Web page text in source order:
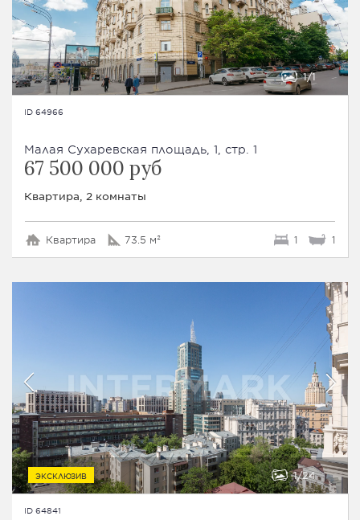
1 1
ID 64966
Малая Сухаревская площадь, 1, стр. 1
67 500 000 руб
Квартира, 2 комнаты
Квартира 73.5 м² 1 1
ЭКСКЛЮЗИВ 1 24
ID 64841